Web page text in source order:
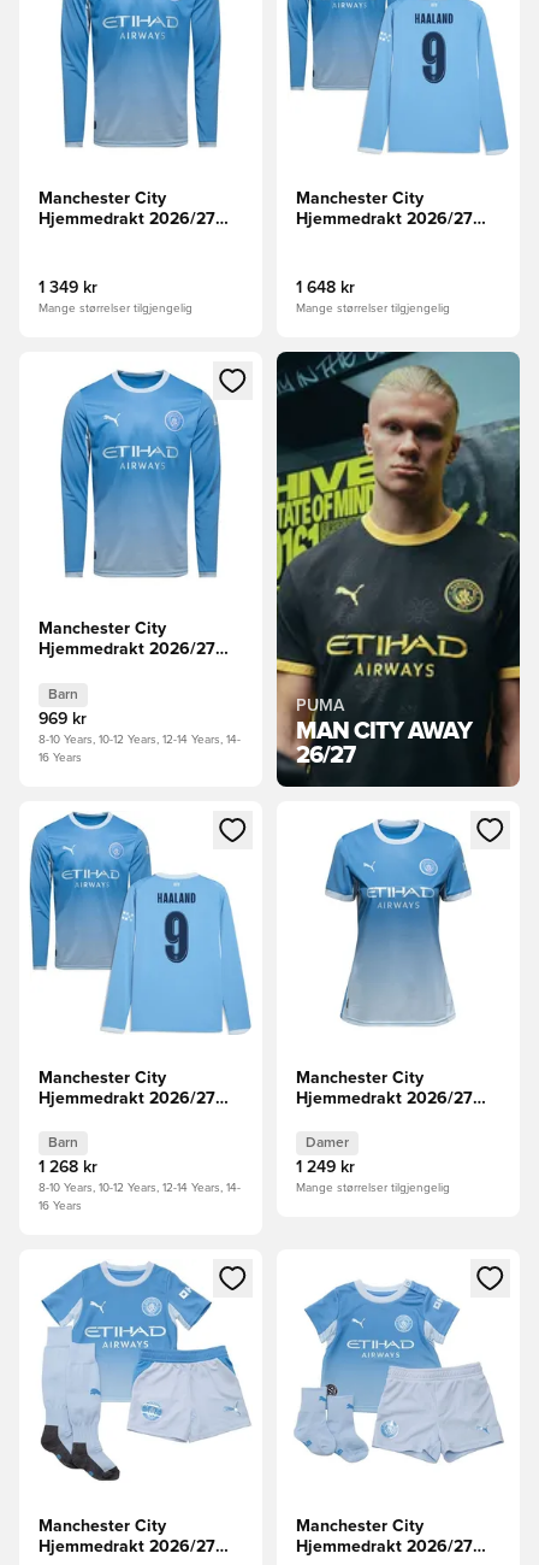
Manchester City
Hjemmedrakt 2026/27
1 349 kr
Mange størrelser tilgjengelig
Manchester City
Hjemmedrakt 2026/27
1 648 kr
Mange størrelser tilgjengelig
Åpner en Modal for å logge inn eller registrere deg som
Manchester City
Hjemmedrakt 2026/27
Barn
969 kr
8-10 Years, 10-12 Years, 12-14 Years, 14-
16 Years
PUMA
MAN CITY AWAY
26/27
Åpner en Modal for å logge inn eller registrere deg som
Manchester City
Hjemmedrakt 2026/27
Langermet HAALAND 9
Barn
1 268 kr
8-10 Years, 10-12 Years, 12-14 Years, 14-
16 Years
Åpner en Modal for å logge
Manchester City
Hjemmedrakt 2026/27
Damer
1 249 kr
Mange størrelser tilgjengelig
Åpner en Modal for å logge inn eller registrere deg som
Manchester City
Hjemmedrakt 2026/27
Åpner en Modal for å logge
Manchester City
Hjemmedrakt 2026/27